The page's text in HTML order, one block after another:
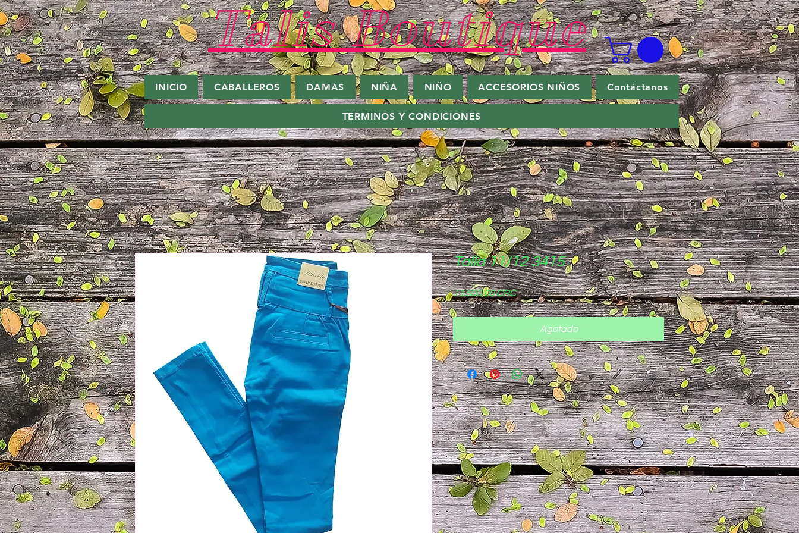
Talis Boutique
INICIO CABALLEROS DAMAS NIÑA NIÑO ACCESORIOS NIÑOS Contáctanos
TERMINOS Y CONDICIONES
Talla 11/12 3415
13.500,00 CRCPrecio
Agotado